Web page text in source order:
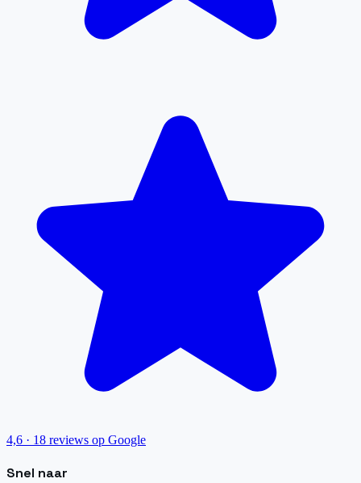
4,6 · 18 reviews op Google
Snel naar